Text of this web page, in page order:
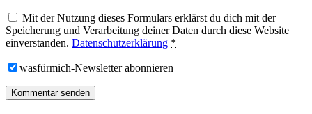
Mit der Nutzung dieses Formulars erklärst du dich mit der
Speicherung und Verarbeitung deiner Daten durch diese Website
einverstanden. Datenschutzerklärung *
wasfürmich-Newsletter abonnieren